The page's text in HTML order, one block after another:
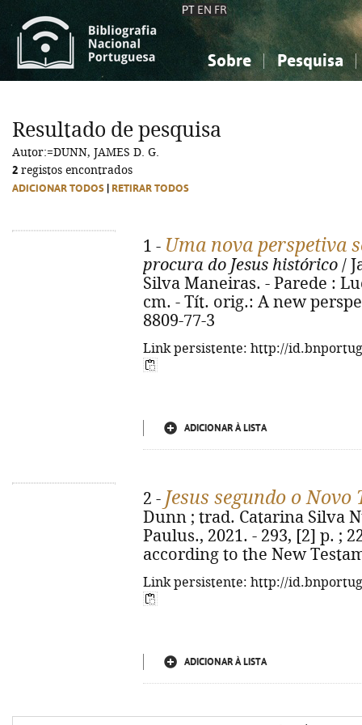
PT EN FR
Sobre Pesquisa
Ciências sociais...
Ciências sociais...
Resultado de pesquisa
Autor:=DUNN, JAMES D. G.
2 registos encontrados
ADICIONAR TODOS RETIRAR TODOS
1 - Uma nova perspetiva
procura do Jesus histórico /
Silva Maneiras. - Parede :
cm. - Tít. orig.: A new
8809-77-3
Link persistente: http://
ADICIONAR À LISTA
2 - Jesus segundo o Novo
Dunn ; trad. Catarina Silva
Paulus., 2021. - 293, [2] p. ;
according to the New
Link persistente: http://
ADICIONAR À LISTA